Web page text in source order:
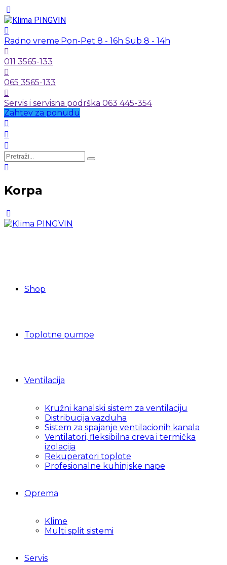
Radno vreme:Pon-Pet 8 - 16h Sub 8 - 14h
011 3565-133
065 3565-133
Servis i servisna podrška 063 445-354
Zahtev za ponudu
Korpa
Shop
Toplotne pumpe
Ventilacija
Kružni kanalski sistem za ventilaciju
Distribucija vazduha
Sistem za spajanje ventilacionih kanala
Ventilatori, fleksibilna creva i termička
izolacija
Rekuperatori toplote
Profesionalne kuhinjske nape
Oprema
Klime
Multi split sistemi
Servis